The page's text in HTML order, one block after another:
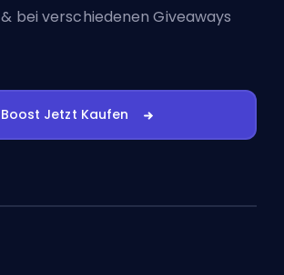
& bei verschiedenen Giveaways
Boost Jetzt Kaufen